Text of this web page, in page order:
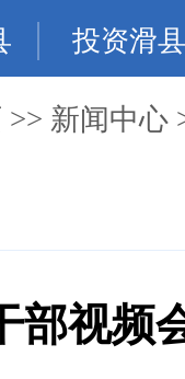
投资滑县
>> 新闻中心
部视频